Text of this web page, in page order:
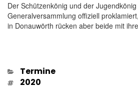
Der Schützenkönig und der
Generalversammlung offiziell
in Donauwörth rücken aber beide mit
Kategorien
Termine
Schlagwörter
2020